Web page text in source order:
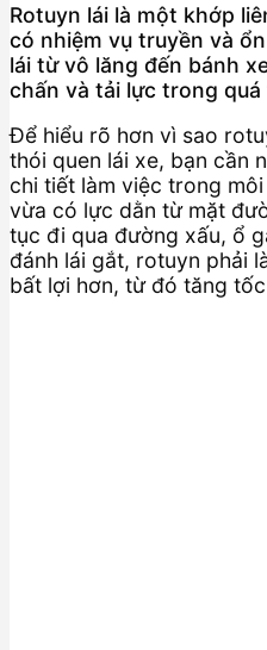
Rotuyn lái là một khớp
có nhiệm vụ truyền và
lái từ vô lăng đến bánh
chấn và tải lực trong
Để hiểu rõ hơn vì sao
thói quen lái xe, bạn cần
chi tiết làm việc trong
vừa có lực dằn từ mặt
tục đi qua đường xấu, ổ
đánh lái gắt, rotuyn phải
bất lợi hơn, từ đó tăng